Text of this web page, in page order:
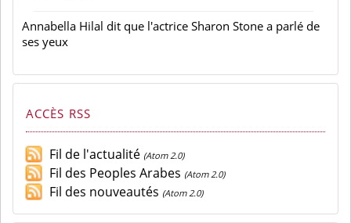
Annabella Hilal dit que l'actrice Sharon Stone a parlé de
ses yeux
ACCÈS RSS
Fil de l'actualité (Atom 2.0)
Fil des Peoples Arabes (Atom 2.0)
Fil des nouveautés (Atom 2.0)